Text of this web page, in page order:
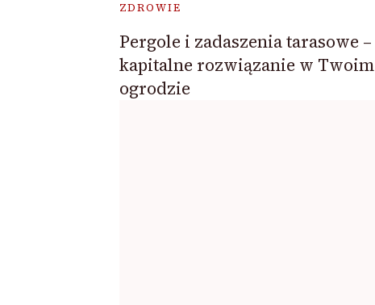
ZDROWIE
Pergole i zadaszenia tarasowe –
kapitalne rozwiązanie w Twoim
ogrodzie